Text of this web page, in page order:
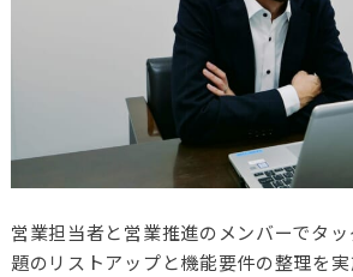
営業担当者と営業推進のメンバーでタ
題のリストアップと機能要件の整理を